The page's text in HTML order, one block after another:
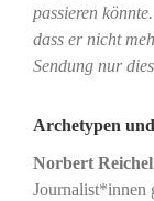
passieren
dass er nicht
Sendung nur
Archetypen
Norbert Reichel
Journalist*innen